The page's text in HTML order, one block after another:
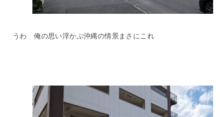
うわ 俺の思い浮かぶ沖縄の情景まさにこれ